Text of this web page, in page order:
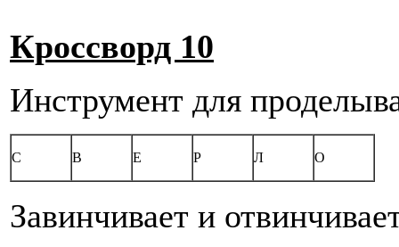
Кроссворд 10
Инструмент для
С В Е Р Л О
Завинчивает и